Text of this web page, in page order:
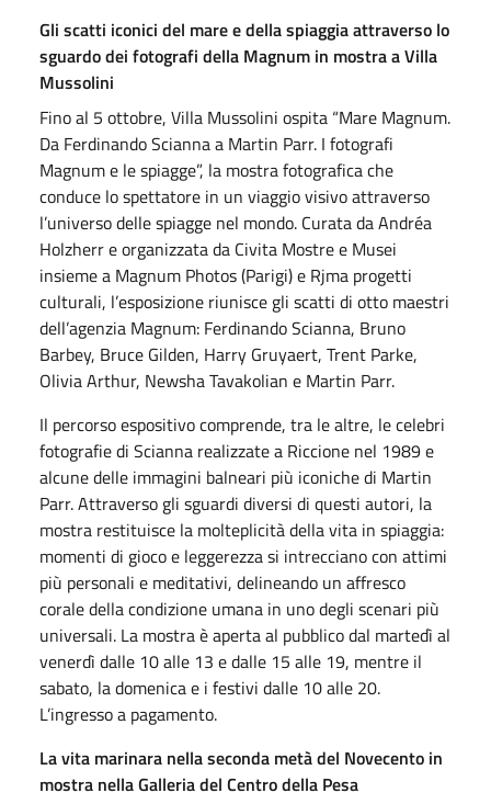
Gli scatti iconici del mare e della spiaggia attraverso lo
sguardo dei fotografi della Magnum in mostra a Villa
Mussolini
Fino al 5 ottobre, Villa Mussolini ospita “Mare Magnum.
Da Ferdinando Scianna a Martin Parr. I fotografi
Magnum e le spiagge”, la mostra fotografica che
conduce lo spettatore in un viaggio visivo attraverso
l’universo delle spiagge nel mondo. Curata da Andréa
Holzherr e organizzata da Civita Mostre e Musei
insieme a Magnum Photos (Parigi) e Rjma progetti
culturali, l’esposizione riunisce gli scatti di otto maestri
dell’agenzia Magnum: Ferdinando Scianna, Bruno
Barbey, Bruce Gilden, Harry Gruyaert, Trent Parke,
Olivia Arthur, Newsha Tavakolian e Martin Parr.
Il percorso espositivo comprende, tra le altre, le celebri
fotografie di Scianna realizzate a Riccione nel 1989 e
alcune delle immagini balneari più iconiche di Martin
Parr. Attraverso gli sguardi diversi di questi autori, la
mostra restituisce la molteplicità della vita in spiaggia:
momenti di gioco e leggerezza si intrecciano con attimi
più personali e meditativi, delineando un affresco
corale della condizione umana in uno degli scenari più
universali. La mostra è aperta al pubblico dal martedì al
venerdì dalle 10 alle 13 e dalle 15 alle 19, mentre il
sabato, la domenica e i festivi dalle 10 alle 20.
L’ingresso a pagamento.
La vita marinara nella seconda metà del Novecento in
mostra nella Galleria del Centro della Pesa